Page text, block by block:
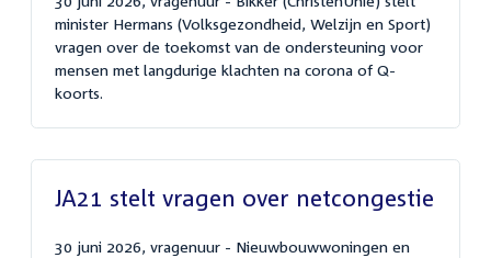
minister Hermans (Volksgezondheid, Welzijn en Sport)
vragen over de toekomst van de ondersteuning voor
mensen met langdurige klachten na corona of Q-
koorts.
JA21 stelt vragen over netcongestie
30 juni 2026, vragenuur - Nieuwbouwwoningen en